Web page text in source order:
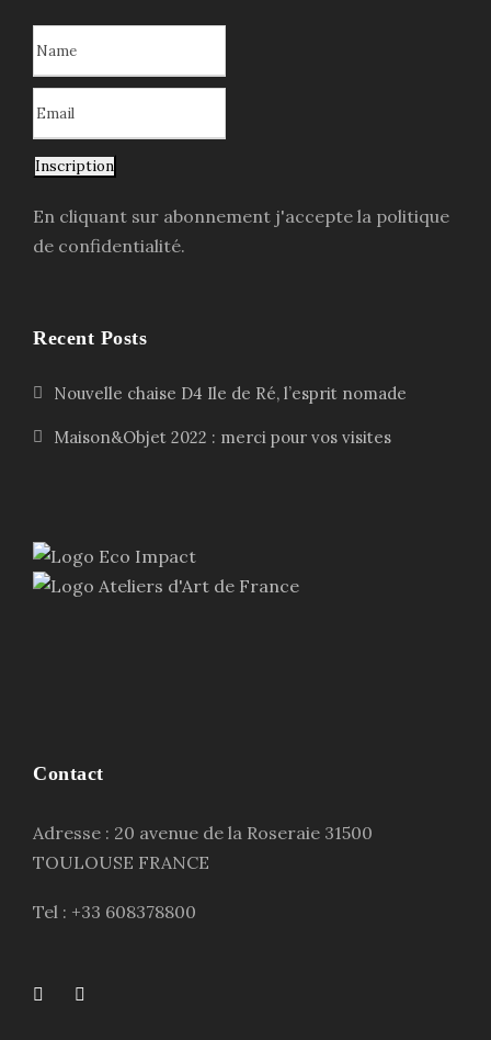
Inscription
En cliquant sur abonnement j'accepte la politique
de confidentialité.
Recent Posts
Nouvelle chaise D4 Ile de Ré, l’esprit nomade
Maison&Objet 2022 : merci pour vos visites
Contact
Adresse : 20 avenue de la Roseraie 31500
TOULOUSE FRANCE
Tel : +33 608378800